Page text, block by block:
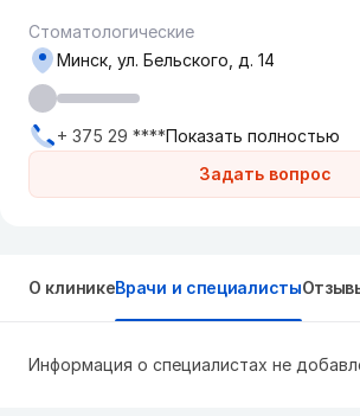
Стоматологические
Задать вопрос
Минск, ул. Бельского, д. 14
+ 375 29 ****Показать полностью
О клиникеВрачи и специалисты
Информация о специалистах не